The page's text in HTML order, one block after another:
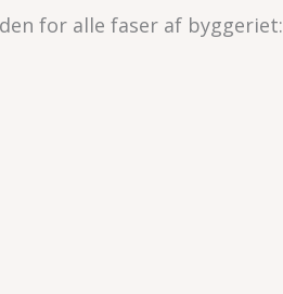
for alle faser af byggeriet: